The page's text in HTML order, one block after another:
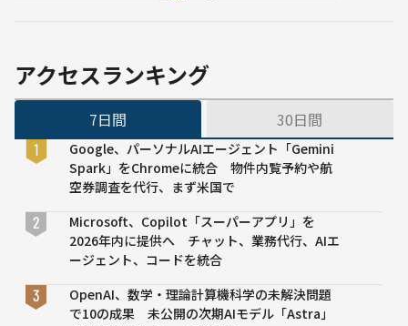
デルケー
──GPT-
到達と試
アクセスランキング
7日間 30日間
Google、パーソナルAIエージェント「Gemini
Spark」をChromeに統合 物件内覧予約や航
空券調査を代行、まず米国で
Microsoft、Copilot「スーパーアプリ」を
2026年内に提供へ チャット、業務代行、AIエ
ージェント、コードを統合
OpenAI、数学・理論計算機科学の未解決問題
で10の成果 未公開の次期AIモデル「Astra」